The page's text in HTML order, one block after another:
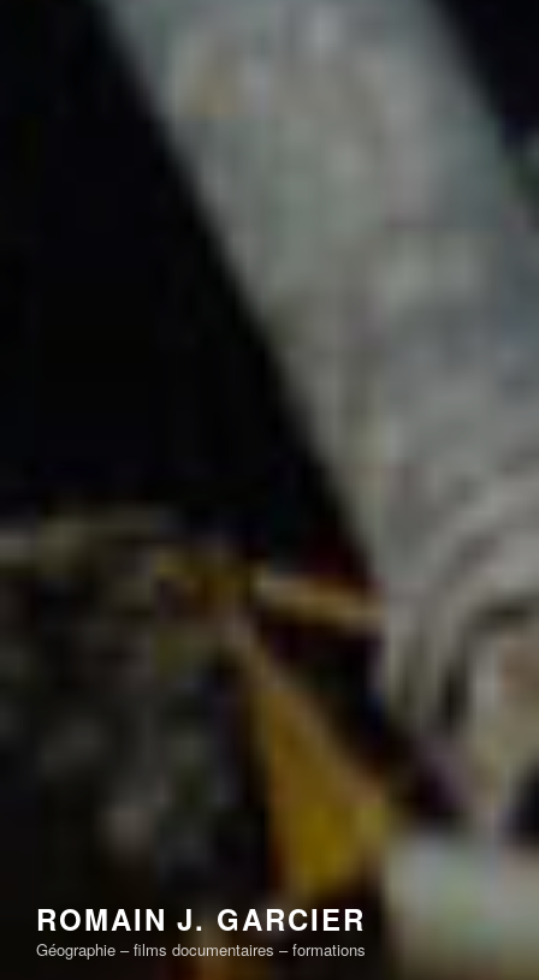
ROMAIN J. GARCIER
Géographie – films documentaires – formations